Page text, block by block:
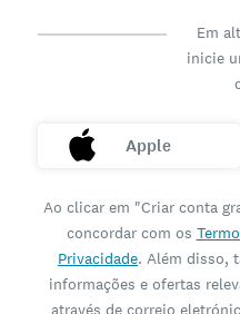
Em
inicie
Apple
Ao clicar em "Criar conta
concordar com os
Privacidade. Além disso,
informações e ofertas
através de correio